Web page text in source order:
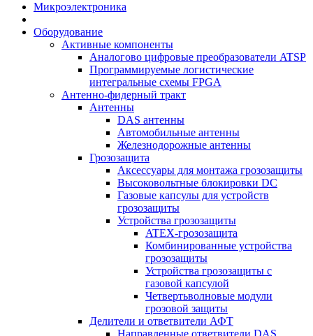
Микроэлектроника
Оборудование
Активные компоненты
Аналогово цифровые преобразователи ATSP
Программируемые логистические
интегральные схемы FPGA
Антенно-фидерный тракт
Антенны
DAS антенны
Автомобильные антенны
Железнодорожные антенны
Грозозащита
Аксессуары для монтажа грозозащиты
Высоковольтные блокировки DC
Газовые капсулы для устройств
грозозащиты
Устройства грозозащиты
ATEX-грозозащита
Комбинированные устройства
грозозащиты
Устройства грозозащиты с
газовой капсулой
Четвертьволновые модули
грозовой защиты
Делители и ответвители АФТ
Направленные ответвители DAS